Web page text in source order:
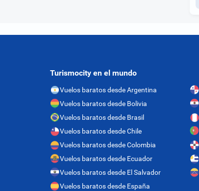
Turismocity en el mundo
Vuelos baratos desde Argentina
Vuelos baratos desde Bolivia
Vuelos baratos desde Brasil
Vuelos baratos desde Chile
Vuelos baratos desde Colombia
Vuelos baratos desde Ecuador
Vuelos baratos desde El Salvador
Vuelos baratos desde España